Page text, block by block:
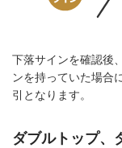
下落サインを確認後
ンを持っていた場合
引となります。
ダブルトップ、